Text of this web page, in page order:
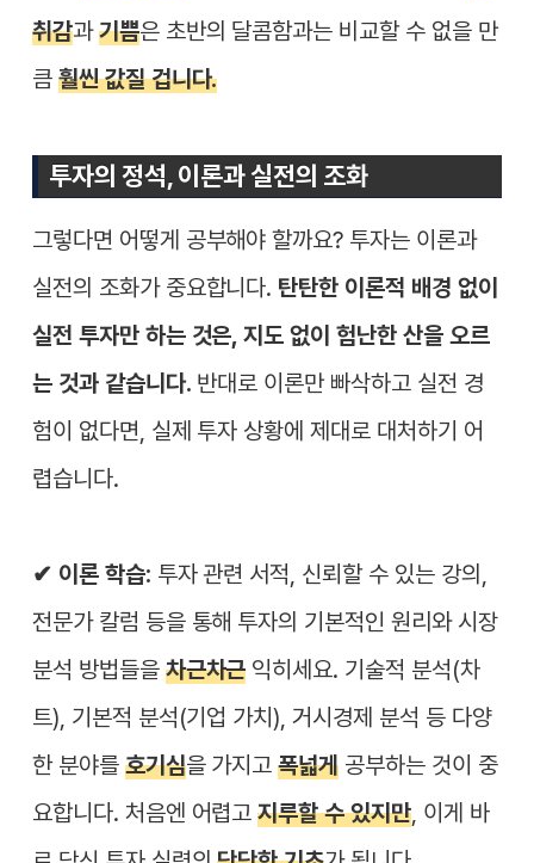
취감과기쁨은 초반의 달콤함과는 비교할 수 없을 만
큼 훨씬 값질 겁니다.
투자의 정석, 이론과 실전의 조화
그렇다면 어떻게 공부해야 할까요? 투자는 이론과
실전의 조화가 중요합니다. 탄탄한 이론적 배경 없이
실전 투자만 하는 것은, 지도 없이 험난한 산을 오르
는 것과 같습니다. 반대로 이론만 빠삭하고 실전 경
험이 없다면, 실제 투자 상황에 제대로 대처하기 어
렵습니다.
✔︎ 이론 학습: 투자 관련 서적, 신뢰할 수 있는 강의,
전문가 칼럼 등을 통해 투자의 기본적인 원리와 시장
분석 방법들을 차근차근 익히세요. 기술적 분석(차
트), 기본적 분석(기업 가치), 거시경제 분석 등 다양
한 분야를 호기심을 가지고폭넓게 공부하는 것이 중
요합니다. 처음엔 어렵고지루할 수 있지만, 이게 바